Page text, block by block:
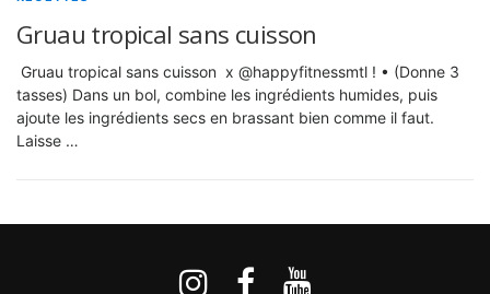
Gruau tropical sans cuisson
Gruau tropical sans cuisson x @happyfitnessmtl ! • (Donne 3
tasses) Dans un bol, combine les ingrédients humides, puis
ajoute les ingrédients secs en brassant bien comme il faut.
Laisse …